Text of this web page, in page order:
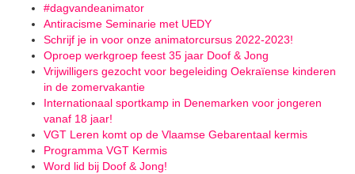
#dagvandeanimator
Antiracisme Seminarie met UEDY
Schrijf je in voor onze animatorcursus 2022-2023!
Oproep werkgroep feest 35 jaar Doof & Jong
Vrijwilligers gezocht voor begeleiding Oekraïense kinderen
in de zomervakantie
Internationaal sportkamp in Denemarken voor jongeren
vanaf 18 jaar!
VGT Leren komt op de Vlaamse Gebarentaal kermis
Programma VGT Kermis
Word lid bij Doof & Jong!